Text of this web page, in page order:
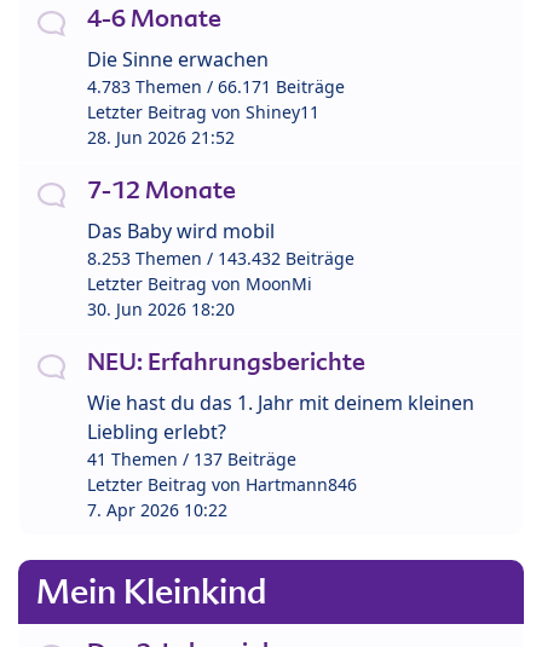
4-6 Monate
Die Sinne erwachen
4.783 Themen / 66.171 Beiträge
Letzter Beitrag von Shiney11
28. Jun 2026 21:52
7-12 Monate
Das Baby wird mobil
8.253 Themen / 143.432 Beiträge
Letzter Beitrag von MoonMi
30. Jun 2026 18:20
NEU: Erfahrungsberichte
Wie hast du das 1. Jahr mit deinem kleinen
Liebling erlebt?
41 Themen / 137 Beiträge
Letzter Beitrag von Hartmann846
7. Apr 2026 10:22
Mein Kleinkind